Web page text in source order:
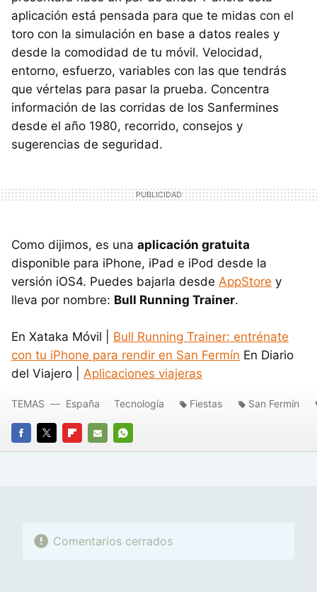
aplicación está pensada para que te midas con el
toro con la simulación en base a datos reales y
desde la comodidad de tu móvil. Velocidad,
entorno, esfuerzo, variables con las que tendrás
que vértelas para pasar la prueba. Concentra
información de las corridas de los Sanfermines
desde el año 1980, recorrido, consejos y
sugerencias de seguridad.
Como dijimos, es una aplicación gratuita
disponible para iPhone, iPad e iPod desde la
versión iOS4. Puedes bajarla desde AppStore y
lleva por nombre: Bull Running Trainer.
En Xataka Móvil | Bull Running Trainer: entrénate
con tu iPhone para rendir en San Fermín En Diario
del Viajero | Aplicaciones viajeras
FACEBOOK
TWITTERFLIPBOARD
E-
WHATSAPP
TEMAS España Tecnología Fiestas San Fermín
Comentarios cerrados